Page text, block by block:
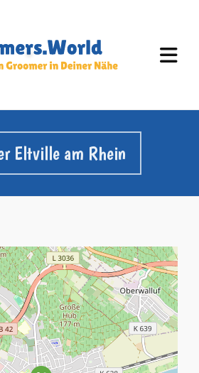
Eltville am Rhein